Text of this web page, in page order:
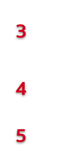
3
4
5